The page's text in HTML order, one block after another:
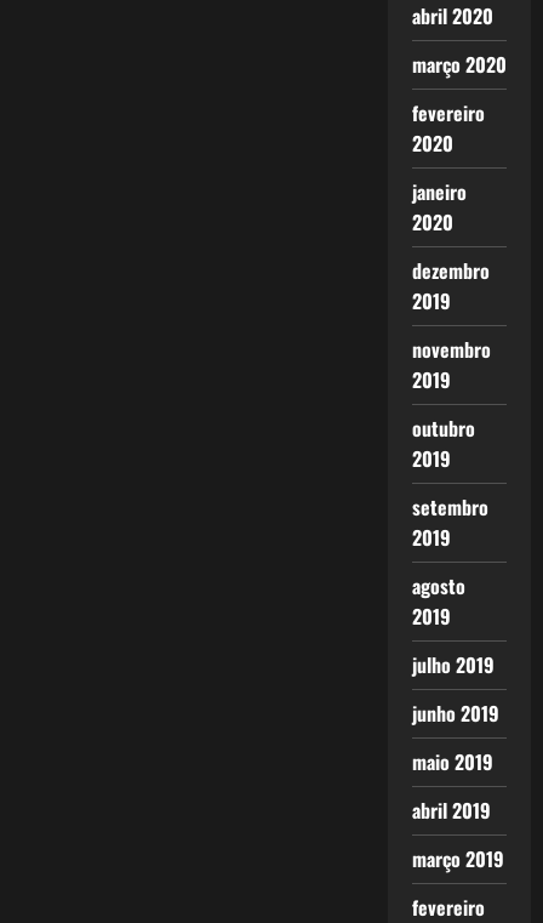
abril 2020
março 2020
fevereiro
2020
janeiro
2020
dezembro
2019
novembro
2019
outubro
2019
setembro
2019
agosto
2019
julho 2019
junho 2019
maio 2019
abril 2019
março 2019
fevereiro